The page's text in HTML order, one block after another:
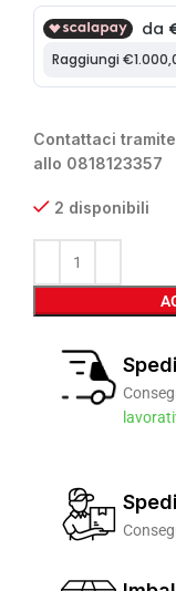
Contattaci
allo 0818123357
2 disponibili